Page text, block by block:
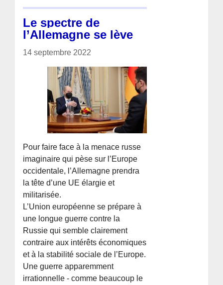
Le spectre de
l’Allemagne se lève
14 septembre 2022
Pour faire face à la menace russe
imaginaire qui pèse sur l’Europe
occidentale, l’Allemagne prendra
la tête d’une UE élargie et
militarisée.
L’Union européenne se prépare à
une longue guerre contre la
Russie qui semble clairement
contraire aux intérêts économiques
et à la stabilité sociale de l’Europe.
Une guerre apparemment
irrationnelle - comme beaucoup le